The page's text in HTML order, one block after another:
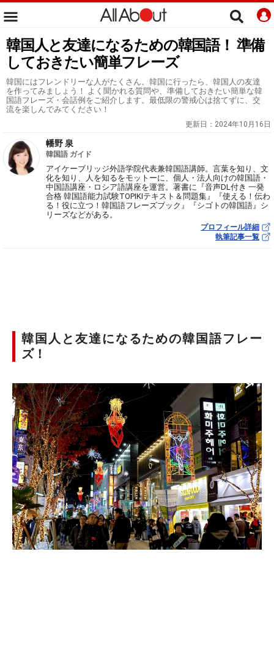
韓国人と友達になるための韓国語！ 準備
しておきたい簡単フレーズ
韓国にはフレンドリーな人がたくさん。韓国に行ったら、韓国人の友達
を作ってみましょう！ よく聞かれる質問や、準備しておきたい簡単な韓
国語フレーズ・会話例をご紹介します。最低限の警戒心は捨てずに、交
流を楽しんでみてください！
更新日： 2024年10月16日
幡野 泉
韓国語 ガイド
アイケーブリッジ外語学院代表兼韓国語講師。言葉を知り、文
化を知り、人を知るをモットーに、個人・法人向けの韓国語・
中国語講座・ロシア語講座を運営。著書に『音声DL付き 一発
合格 韓国語能力試験TOPIKⅠテキスト＆問題集』『使える！伝わ
る！役に立つ！韓国語フレーズブック』『シゴトの韓国語』シ
リーズなどがある。
プロフィール詳細
執筆記事一覧
韓国人と友達になるための韓国語フレー
ズ！